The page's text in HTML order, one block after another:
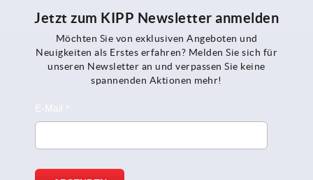
Jetzt zum KIPP Newsletter anmelden
Möchten Sie von exklusiven Angeboten und
Neuigkeiten als Erstes erfahren? Melden Sie sich für
unseren Newsletter an und verpassen Sie keine
spannenden Aktionen mehr!